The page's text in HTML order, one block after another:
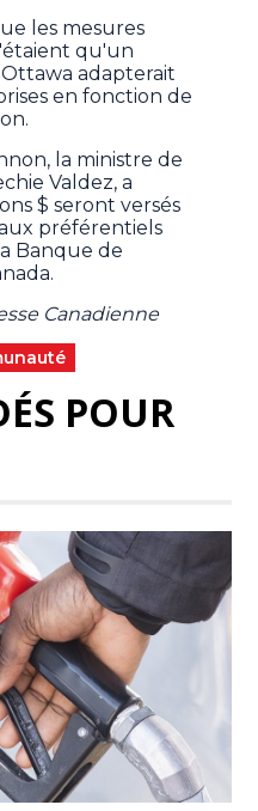
les mesures
qu'un
adapterait
en fonction de
la ministre de
Valdez, a
$ seront versés
préférentiels
Banque de
Canadienne
POUR